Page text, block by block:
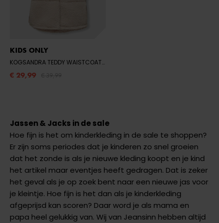
KIDS ONLY
KOGSANDRA TEDDY WAISTCOAT OTW
€ 29,99
Jassen & Jacks in de sale
Hoe fijn is het om kinderkleding in de sale te shoppen?
Er zijn soms periodes dat je kinderen zo snel groeien
dat het zonde is als je nieuwe kleding koopt en je kind
het artikel maar eventjes heeft gedragen. Dat is zeker
het geval als je op zoek bent naar een nieuwe jas voor
je kleintje. Hoe fijn is het dan als je kinderkleding
afgeprijsd kan scoren? Daar word je als mama en
papa heel gelukkig van. Wij van Jeansinn hebben altijd